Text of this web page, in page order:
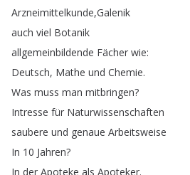
Arzneimittelkunde,Galenik
auch viel Botanik
allgemeinbildende Fächer wie:
Deutsch, Mathe und Chemie.
Was muss man mitbringen?
Intresse für Naturwissenschaften
saubere und genaue Arbeitsweise
In 10 Jahren?
In der Apoteke als Apoteker.